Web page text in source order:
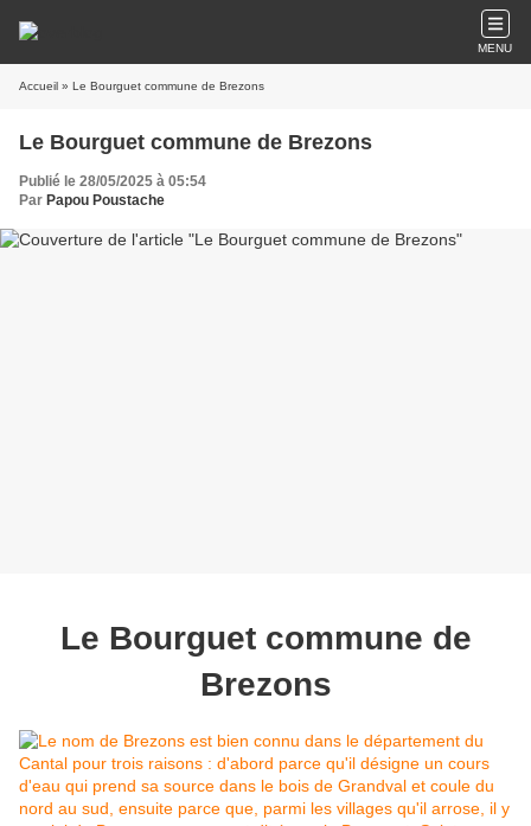
MENU
Accueil » Le Bourguet commune de Brezons
Le Bourguet commune de Brezons
Publié le 28/05/2025 à 05:54
Par Papou Poustache
Le Bourguet commune de
Brezons